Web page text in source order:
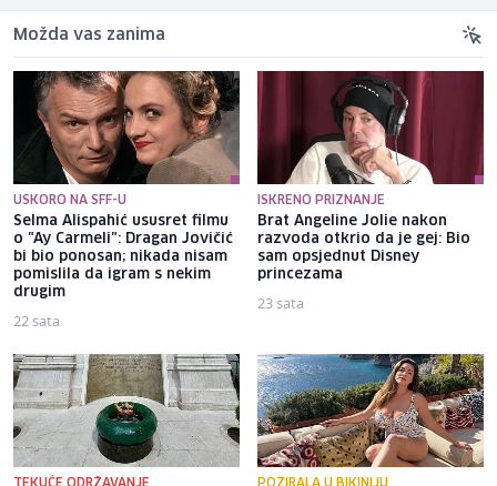
Možda vas zanima
USKORO NA SFF-U
Selma Alispahić ususret filmu
o "Ay Carmeli": Dragan Jovičić
bi bio ponosan; nikada nisam
pomislila da igram s nekim
drugim
22 sata
ISKRENO PRIZNANJE
Brat Angeline Jolie nakon
razvoda otkrio da je gej: Bio
sam opsjednut Disney
princezama
23 sata
TEKUĆE ODRŽAVANJE POZIRALA U BIKINIJU